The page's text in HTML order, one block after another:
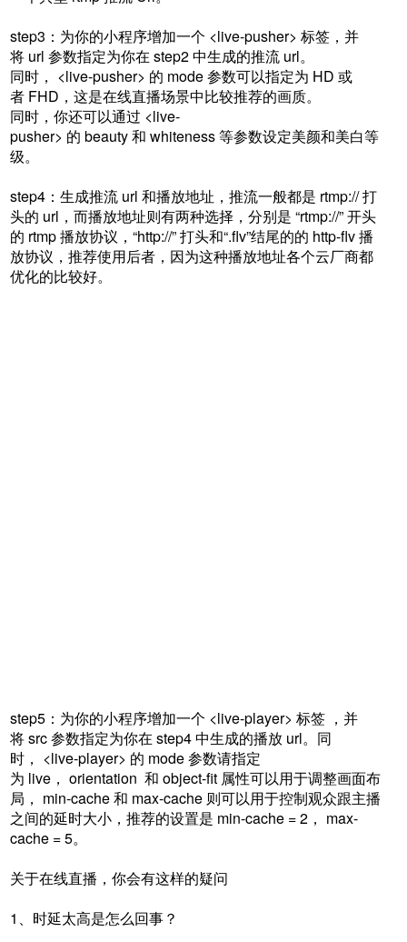
step3：为你的小程序增加一个 <live-pusher> 标签，并
将 url 参数指定为你在 step2 中生成的推流 url。
同时， <live-pusher> 的 mode 参数可以指定为 HD 或
者 FHD，这是在线直播场景中比较推荐的画质。
同时，你还可以通过 <live-
pusher> 的 beauty 和 whiteness 等参数设定美颜和美白等
级。
step4：生成推流 url 和播放地址，推流一般都是 rtmp:// 打
头的 url，而播放地址则有两种选择，分别是 “rtmp://” 开头
的 rtmp 播放协议，“http://” 打头和“.flv”结尾的的 http-flv 播
放协议，推荐使用后者，因为这种播放地址各个云厂商都
优化的比较好。
step5：为你的小程序增加一个 <live-player> 标签 ，并
将 src 参数指定为你在 step4 中生成的播放 url。同
时， <live-player> 的 mode 参数请指定
为 live， orientation 和 object-fit 属性可以用于调整画面布
局， min-cache 和 max-cache 则可以用于控制观众跟主播
之间的延时大小，推荐的设置是 min-cache = 2， max-
cache = 5。
关于在线直播，你会有这样的疑问
1、时延太高是怎么回事？